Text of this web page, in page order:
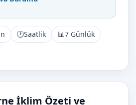
🕐Saatlik 📊7 Günlük
İklim Özeti ve